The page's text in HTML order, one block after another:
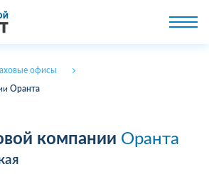
офисы
Оранта
компании Оранта